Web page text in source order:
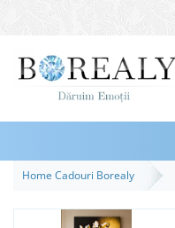
Bijuterii
Inele
Bratari
Home Cadouri Borealy